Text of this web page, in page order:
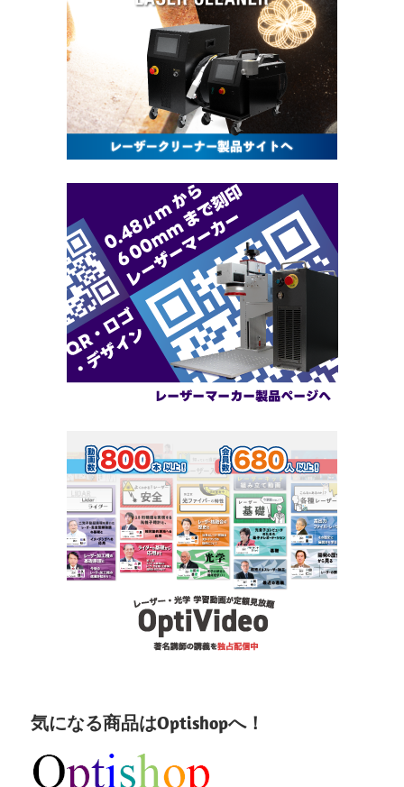
気になる商品はOptishopへ！